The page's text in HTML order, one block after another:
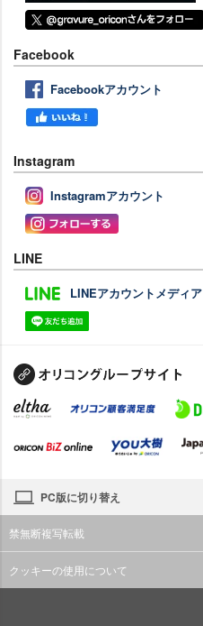
Facebook
Facebookアカウント
Instagram
Instagramアカウント
LINE
LINEアカウントメディア
PC版に切り替え
禁無断複写転載
クッキーの使用について